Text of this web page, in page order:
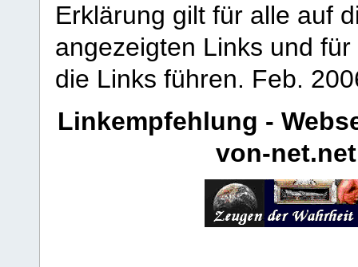
Erklärung gilt für alle auf
angezeigten Links und
die Links führen. Feb.
Linkempfehlung -
von-net.net